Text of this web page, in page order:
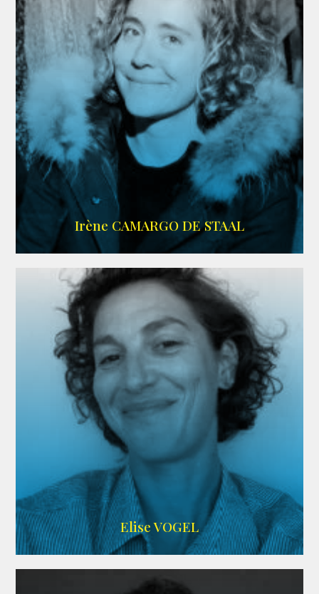
ALLOCINE
Irène CAMARGO DE STAAL
AGENCE IF ONLY
Elise VOGEL